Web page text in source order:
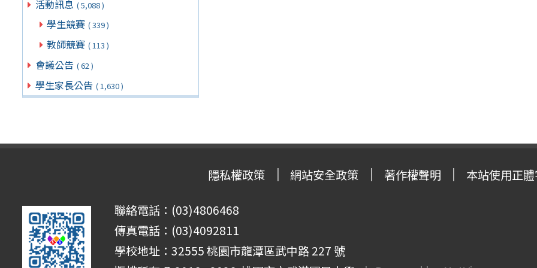
活動訊息 ( 5,088 )
學生競賽 ( 339 )
教師競賽 ( 113 )
會議公告 ( 62 )
學生家長公告 ( 1,630 )
隱私權政策 網站安全政策 著作權聲明 本站使用正
聯絡電話：(03)4806468
傳真電話：(03)4092811
學校地址：32555 桃園市龍潭區武中路 227 號